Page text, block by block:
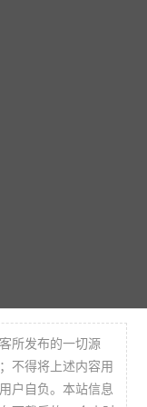
所发布的一切源
不得将上述内容用
户自负。本站信息